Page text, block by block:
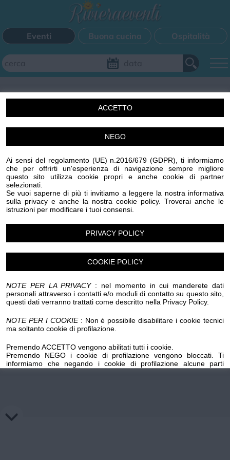
ACCETTO
NEGO
Ai sensi del regolamento (UE) n.2016/679 (GDPR), ti informiamo
che per offrirti un'esperienza di navigazione sempre migliore
questo sito utilizza cookie propri e anche cookie di partner
selezionati.
Se vuoi saperne di più ti invitiamo a leggere la nostra informativa
sulla privacy e anche la nostra cookie policy. Troverai anche le
istruzioni per modificare i tuoi consensi.
PRIVACY POLICY
COOKIE POLICY
NOTE PER LA PRIVACY: nel momento in cui manderete dati
personali attraverso i contatti e/o moduli di contatto su questo sito,
questi dati verranno trattati come descritto nella Privacy Policy.
NOTE PER I COOKIE: Non è possibile disabilitare i cookie tecnici
ma soltanto cookie di profilazione.
Premendo ACCETTO vengono abilitati tutti i cookie.
Premendo NEGO i cookie di profilazione vengono bloccati. Ti
informiamo che negando i cookie di profilazione alcune parti
inseriti nella cookie policy.
Eventi Buona cucina Ospitalità
Aggiungi il tuo evento
FILTRI EVENTI
CATEGORIE EVENTI
BimbiCinemaCorsiCucina
MercatiniMusicaSagraSpettacoloSport
Chi siamo Privacy e Cookie
Un'idea di Centro Stampa Offset s.r.l. Imperia (IM) p.iva
00329410088 R.E.A. 65959 CCIAA IMPERIA
www.centrostampaoffset.it con la gentile collaborazione
di Grafiche Amadeo s.r.l. www.graficheamadeo.com
Privacy policy Cookie policyGestisci cookieCondizioni
Powered byCentro Stampa Offset
Image attributes